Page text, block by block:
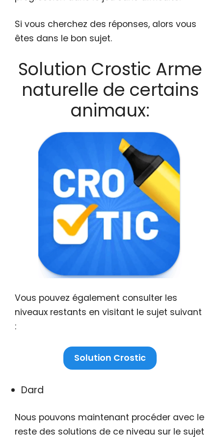
Si vous cherchez des réponses, alors vous
êtes dans le bon sujet.
Solution Crostic Arme
naturelle de certains
animaux:
Vous pouvez également consulter les
niveaux restants en visitant le sujet suivant
:
Solution Crostic
Dard
Nous pouvons maintenant procéder avec le
reste des solutions de ce niveau sur le sujet